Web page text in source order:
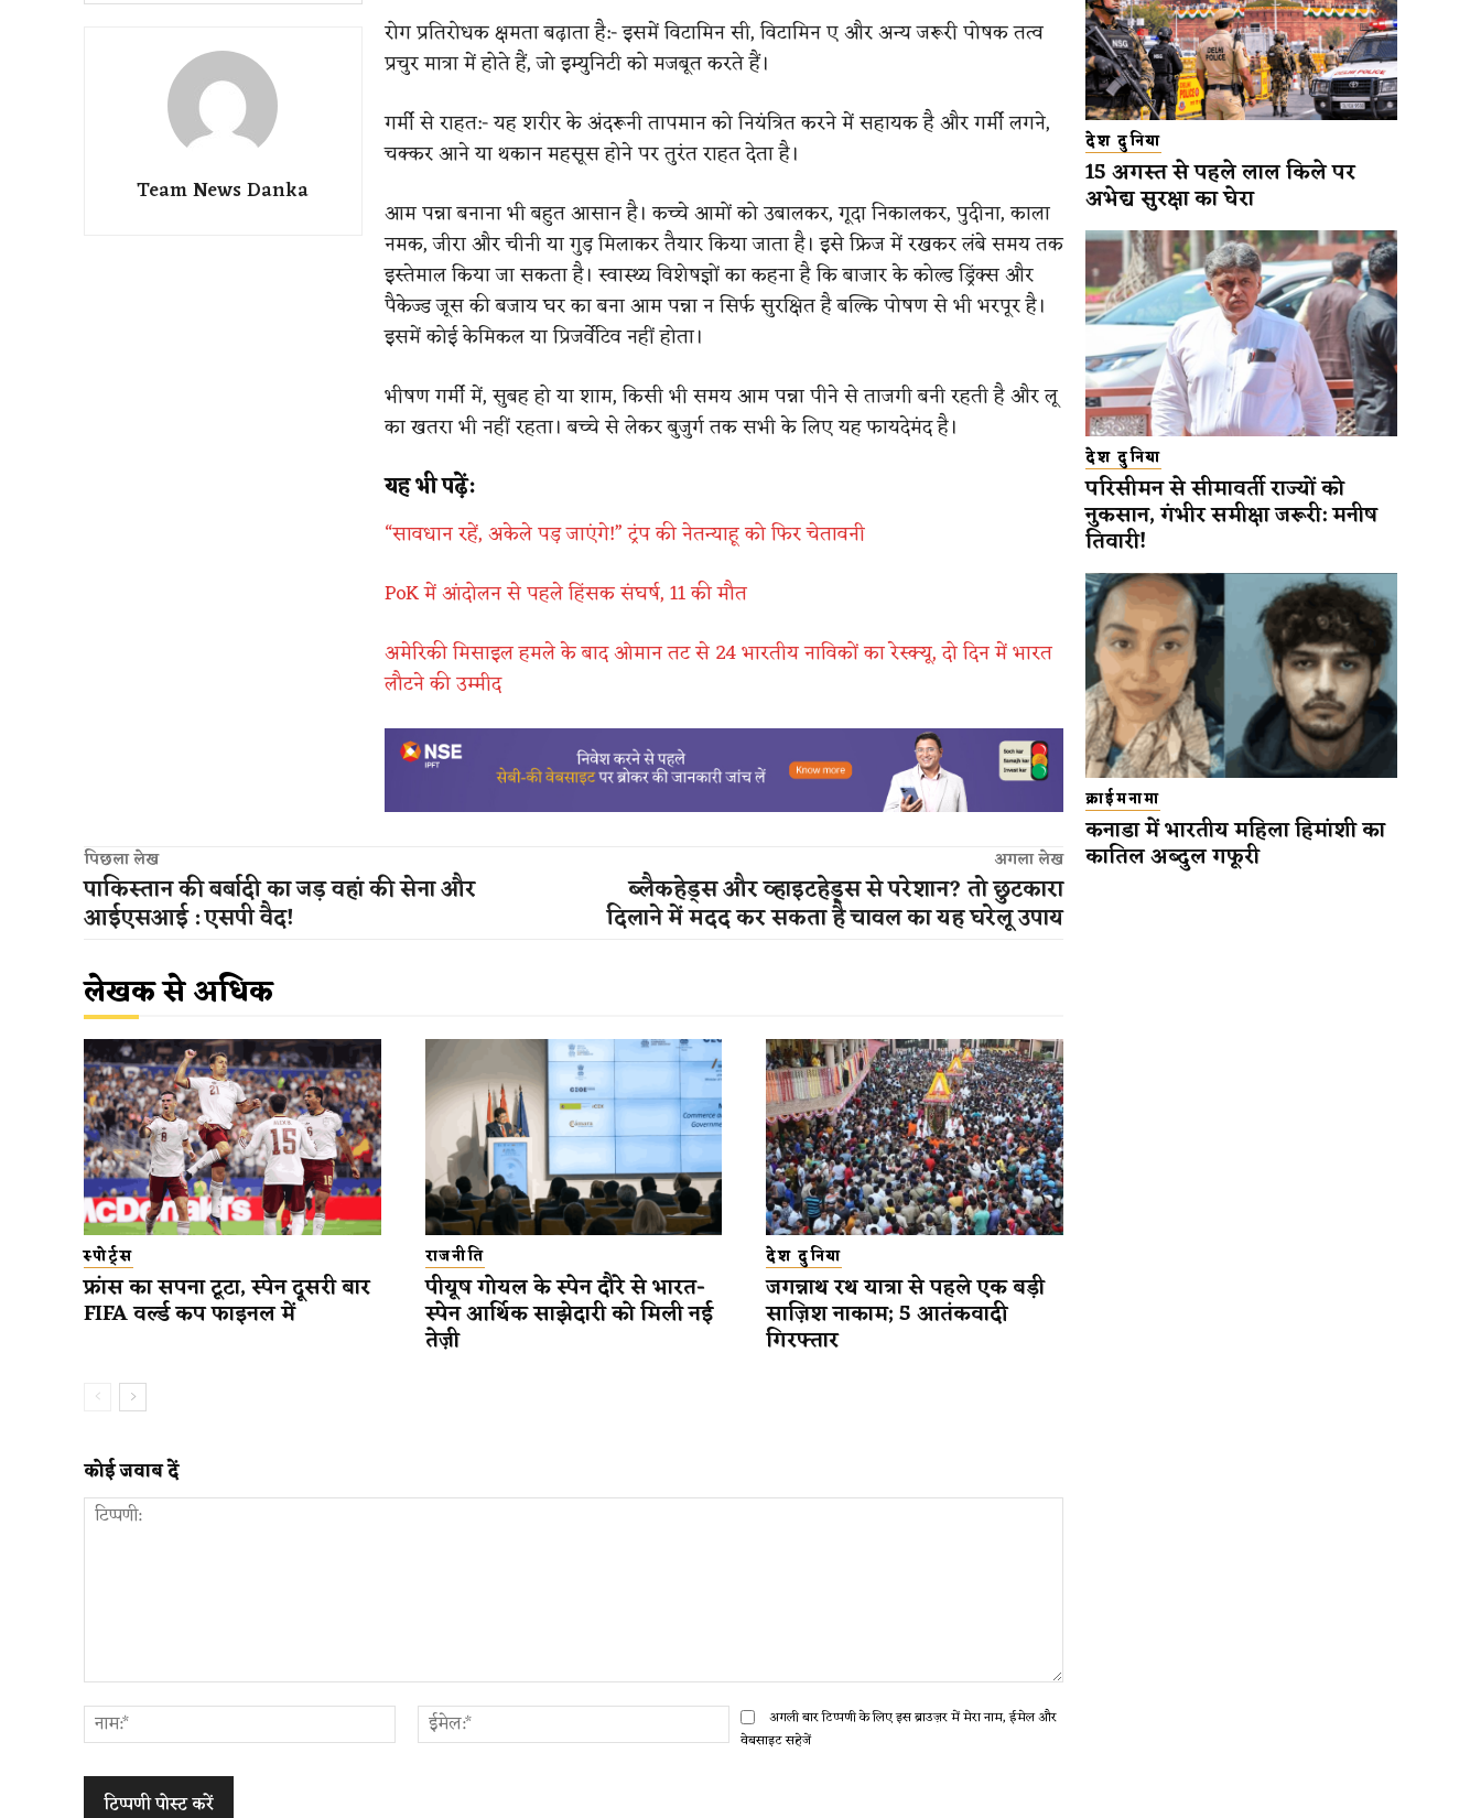
Team News Danka
रोग प्रतिरोधक क्षमता बढ़ाता है:- इसमें विटामिन सी, विटामिन ए और अन्य जरूरी पोषक तत्व
प्रचुर मात्रा में होते हैं, जो इम्युनिटी को मजबूत करते हैं।
गर्मी से राहत:- यह शरीर के अंदरूनी तापमान को नियंत्रित करने में सहायक है और गर्मी लगने,
चक्कर आने या थकान महसूस होने पर तुरंत राहत देता है।
आम पन्ना बनाना भी बहुत आसान है। कच्चे आमों को उबालकर, गूदा निकालकर, पुदीना, काला
नमक, जीरा और चीनी या गुड़ मिलाकर तैयार किया जाता है। इसे फ्रिज में रखकर लंबे समय तक
इस्तेमाल किया जा सकता है। स्वास्थ्य विशेषज्ञों का कहना है कि बाजार के कोल्ड ड्रिंक्स और
पैकेज्ड जूस की बजाय घर का बना आम पन्ना न सिर्फ सुरक्षित है बल्कि पोषण से भी भरपूर है।
इसमें कोई केमिकल या प्रिजर्वेटिव नहीं होता।
भीषण गर्मी में, सुबह हो या शाम, किसी भी समय आम पन्ना पीने से ताजगी बनी रहती है और लू
का खतरा भी नहीं रहता। बच्चे से लेकर बुजुर्ग तक सभी के लिए यह फायदेमंद है।
यह भी पढ़ें:
“सावधान रहें, अकेले पड़ जाएंगे!” ट्रंप की नेतन्याहू को फिर चेतावनी
PoK में आंदोलन से पहले हिंसक संघर्ष, 11 की मौत
अमेरिकी मिसाइल हमले के बाद ओमान तट से 24 भारतीय नाविकों का रेस्क्यू, दो दिन में भारत
लौटने की उम्मीद
पिछला लेख
पाकिस्तान की बर्बादी का जड़ वहां की सेना और
आईएसआई : एसपी वैद!
अगला लेख
ब्लैकहेड्स और व्हाइटहेड्स से परेशान? तो छुटकारा
दिलाने में मदद कर सकता है चावल का यह घरेलू उपाय
लेखक से अधिक
स्पोर्ट्स
फ्रांस का सपना टूटा, स्पेन दूसरी बार
FIFA वर्ल्ड कप फाइनल में
राजनीति
पीयूष गोयल के स्पेन दौरे से भारत-
स्पेन आर्थिक साझेदारी को मिली नई
तेज़ी
देश दुनिया
जगन्नाथ रथ यात्रा से पहले एक बड़ी
साज़िश नाकाम; 5 आतंकवादी
गिरफ्तार
कोई जवाब दें
नाम:*
ईमेल:*अगली बार टिप्पणी के लिए इस ब्राउज़र में मेरा नाम, ईमेल और
वेबसाइट सहेजें
देश दुनिया
15 अगस्त से पहले लाल किले पर
अभेद्य सुरक्षा का घेरा
देश दुनिया
परिसीमन से सीमावर्ती राज्यों को
नुकसान, गंभीर समीक्षा जरूरी: मनीष
तिवारी!
क्राईमनामा
कनाडा में भारतीय महिला हिमांशी का
कातिल अब्दुल गफूरी